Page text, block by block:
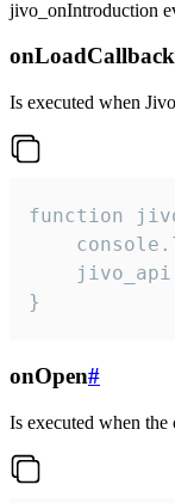
jivo_onIntroduction
onLoadCallback
Is executed when
function
}
onOpen#
Is executed when